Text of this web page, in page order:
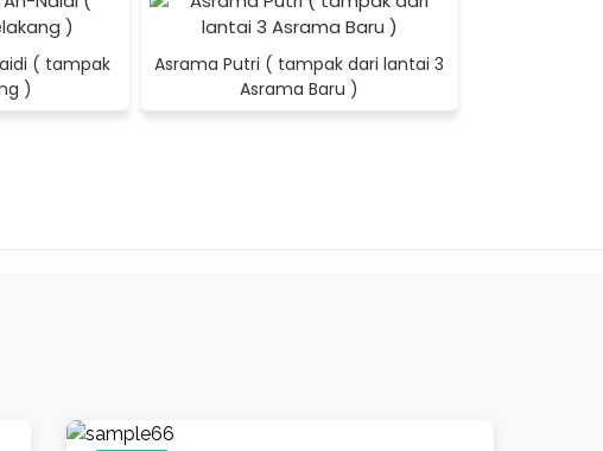
( tampak
)
Asrama Putri ( tampak dari lantai 3
Asrama Baru )